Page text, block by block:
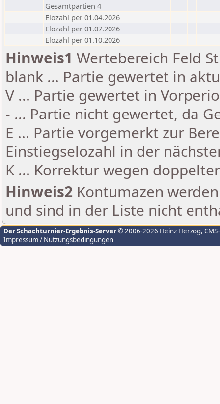
Gesamtpartien 4
Elozahl per 01.04.2026
Elozahl per 01.07.2026
Elozahl per 01.10.2026
Hinweis1 Wertebereich Feld
blank ... Partie gewertet in
V ... Partie gewertet in
- ... Partie nicht gewertet, da
E ... Partie vorgemerkt zur
Einstiegselozahl in der
K ... Korrektur wegen
Hinweis2 Kontumazen
und sind in der Liste nicht
Der Schachturnier-Ergebnis-Server© 2006-2026 Heinz Herzog,
Impressum / Nutzungsbedingungen